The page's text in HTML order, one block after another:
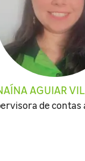
AGUIAR
de contas